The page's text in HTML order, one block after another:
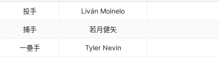
投手 Liván Moinelo
捕手 若月健矢
一壘手 Tyler Nevin